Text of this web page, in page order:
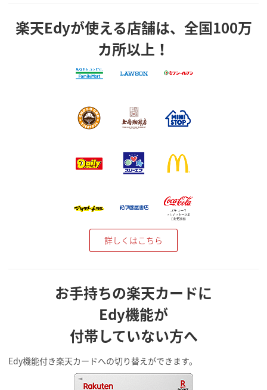
楽天Edyが使える店舗は、全国100万
カ所以上！
詳しくはこちら
お手持ちの楽天カードに
Edy機能が
付帯していない方へ
Edy機能付き楽天カードへの切り替えができます。